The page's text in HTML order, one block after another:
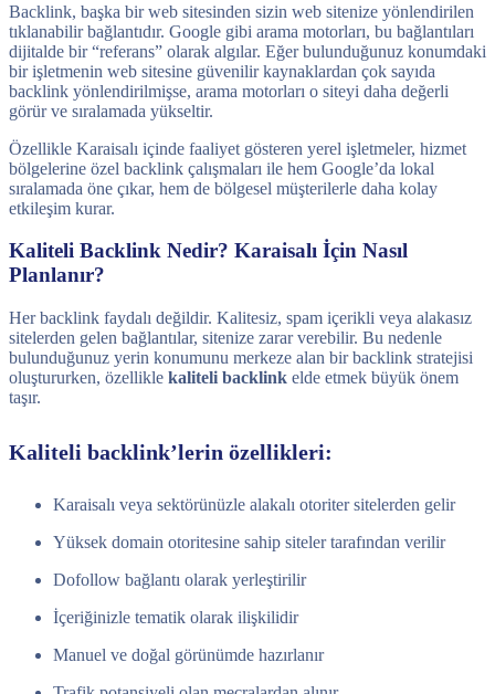
Backlink, başka bir web sitesinden sizin web sitenize yönlendirilen
tıklanabilir bağlantıdır. Google gibi arama motorları, bu bağlantıları
dijitalde bir “referans” olarak algılar. Eğer bulunduğunuz konumdaki
bir işletmenin web sitesine güvenilir kaynaklardan çok sayıda
backlink yönlendirilmişse, arama motorları o siteyi daha değerli
görür ve sıralamada yükseltir.
Özellikle Karaisalı içinde faaliyet gösteren yerel işletmeler, hizmet
bölgelerine özel backlink çalışmaları ile hem Google’da lokal
sıralamada öne çıkar, hem de bölgesel müşterilerle daha kolay
etkileşim kurar.
Kaliteli Backlink Nedir? Karaisalı İçin Nasıl
Planlanır?
Her backlink faydalı değildir. Kalitesiz, spam içerikli veya alakasız
sitelerden gelen bağlantılar, sitenize zarar verebilir. Bu nedenle
bulunduğunuz yerin konumunu merkeze alan bir backlink stratejisi
oluştururken, özellikle kaliteli backlink elde etmek büyük önem
taşır.
Kaliteli backlink’lerin özellikleri:
Karaisalı veya sektörünüzle alakalı otoriter sitelerden gelir
Yüksek domain otoritesine sahip siteler tarafından verilir
Dofollow bağlantı olarak yerleştirilir
İçeriğinizle tematik olarak ilişkilidir
Manuel ve doğal görünümde hazırlanır